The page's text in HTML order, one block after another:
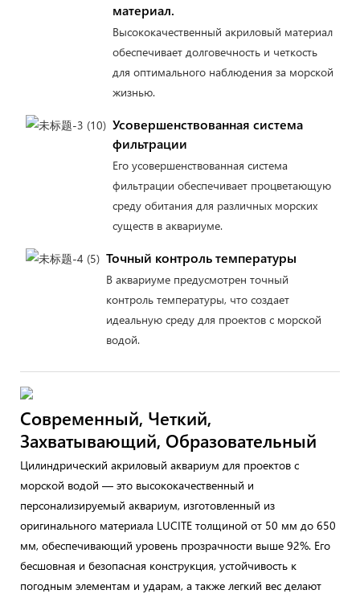
материал.
Высококачественный акриловый материал
обеспечивает долговечность и четкость
для оптимального наблюдения за морской
жизнью.
Усовершенствованная система
фильтрации
Его усовершенствованная система
фильтрации обеспечивает процветающую
среду обитания для различных морских
существ в аквариуме.
Точный контроль температуры
В аквариуме предусмотрен точный
контроль температуры, что создает
идеальную среду для проектов с морской
водой.
Современный, Четкий,
Захватывающий, Образовательный
Цилиндрический акриловый аквариум для проектов с
морской водой — это высококачественный и
персонализируемый аквариум, изготовленный из
оригинального материала LUCITE толщиной от 50 мм до 650
мм, обеспечивающий уровень прозрачности выше 92%. Его
бесшовная и безопасная конструкция, устойчивость к
погодным элементам и ударам, а также легкий вес делают